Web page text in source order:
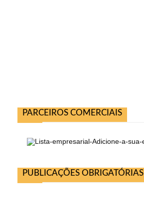
PARCEIROS COMERCIAIS
PUBLICAÇÕES OBRIGATÓRIAS